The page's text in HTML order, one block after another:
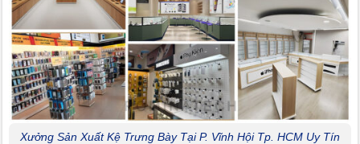
Xưởng Sản Xuất Kệ Trưng Bày Tại P. Vĩnh Hội Tp. HCM Uy Tín